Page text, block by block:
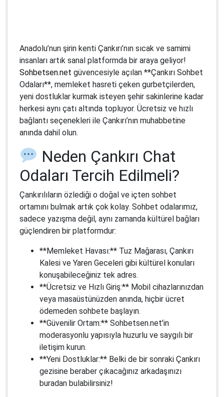
Anadolu’nun şirin kenti Çankırı’nın sıcak ve samimi
insanları artık sanal platformda bir araya geliyor!
Sohbetsen.net güvencesiyle açılan **Çankırı Sohbet
Odaları**, memleket hasreti çeken gurbetçilerden,
yeni dostluklar kurmak isteyen şehir sakinlerine kadar
herkesi aynı çatı altında topluyor. Ücretsiz ve hızlı
bağlantı seçenekleri ile Çankırı’nın muhabbetine
anında dahil olun.
Neden Çankırı Chat
Odaları Tercih Edilmeli?
Çankırılıların özlediği o doğal ve içten sohbet
ortamını bulmak artık çok kolay. Sohbet odalarımız,
sadece yazışma değil, aynı zamanda kültürel bağları
güçlendiren bir platformdur:
**Memleket Havası:** Tuz Mağarası, Çankırı
Kalesi ve Yaren Geceleri gibi kültürel konuları
konuşabileceğiniz tek adres.
**Ücretsiz ve Hızlı Giriş:** Mobil cihazlarınızdan
veya masaüstünüzden anında, hiçbir ücret
ödemeden sohbete başlayın.
**Güvenilir Ortam:** Sohbetsen.net’in
moderasyonlu yapısıyla huzurlu ve saygılı bir
iletişim kurun.
**Yeni Dostluklar:** Belki de bir sonraki Çankırı
gezisine beraber çıkacağınız arkadaşınızı
buradan bulabilirsiniz!